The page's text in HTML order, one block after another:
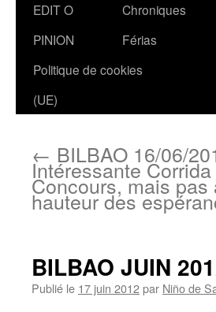
Aller
contenu
EDIT O
PINION
Chroniques
Férias
Politique de cookies
(UE)
← BILBAO 16/06/
Intéressante Corrida
Concours, mais pas
hauteur des
BILBAO JUIN
Publié le 17 juin 2012par Niño de